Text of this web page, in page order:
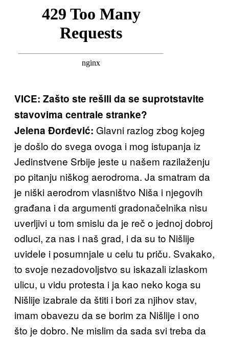
VICE: Zašto ste rešili da se suprotstavite
stavovima centrale stranke?
Jelena Đorđević: Glavni razlog zbog kojeg
je došlo do svega ovoga i mog istupanja iz
Jedinstvene Srbije jeste u našem razilaženju
po pitanju niškog aerodroma. Ja smatram da
je niški aerodrom vlasništvo Niša i njegovih
građana i da argumenti gradonačelnika nisu
uverljivi u tom smislu da je reč o jednoj dobroj
odluci, za nas i naš grad, i da su to Nišlije
uvidele i posumnjale u celu tu priču. Svakako,
to svoje nezadovoljstvo su iskazali izlaskom
ulicu, u vidu protesta i ja kao neko koga su
Nišlije izabrale da štiti i bori za njihov stav,
imam obavezu da se borim za Nišlije i ono
što je dobro. Ne mislim da sada svi treba da